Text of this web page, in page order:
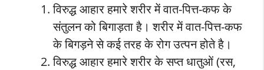
विरुद्ध आहार हमारे शरीर में वात-पित्त-कफ के
संतुलन को बिगाड़ता है। शरीर में वात-पित्त-कफ
के बिगड़ने से कई तरह के रोग उत्पन होते है।
विरुद्ध आहार हमारे शरीर के सप्त धातुओं (रस,